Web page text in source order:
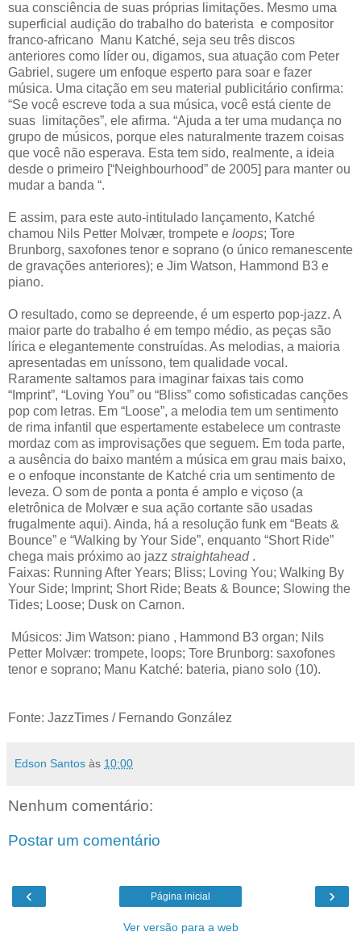
sua consciência de suas próprias limitações. Mesmo uma
superficial audição do trabalho do baterista e compositor
franco-africano Manu Katché, seja seu três discos
anteriores como líder ou, digamos, sua atuação com Peter
Gabriel, sugere um enfoque esperto para soar e fazer
música. Uma citação em seu material publicitário confirma:
“Se você escreve toda a sua música, você está ciente de
suas limitações”, ele afirma. “Ajuda a ter uma mudança no
grupo de músicos, porque eles naturalmente trazem coisas
que você não esperava. Esta tem sido, realmente, a ideia
desde o primeiro [“Neighbourhood” de 2005] para manter ou
mudar a banda “.
E assim, para este auto-intitulado lançamento, Katché
chamou Nils Petter Molvær, trompete e loops; Tore
Brunborg, saxofones tenor e soprano (o único remanescente
de gravações anteriores); e Jim Watson, Hammond B3 e
piano.
O resultado, como se depreende, é um esperto pop-jazz. A
maior parte do trabalho é em tempo médio, as peças são
lírica e elegantemente construídas. As melodias, a maioria
apresentadas em uníssono, tem qualidade vocal.
Raramente saltamos para imaginar faixas tais como
“Imprint”, “Loving You” ou “Bliss” como sofisticadas canções
pop com letras. Em “Loose”, a melodia tem um sentimento
de rima infantil que espertamente estabelece um contraste
mordaz com as improvisações que seguem. Em toda parte,
a ausência do baixo mantém a música em grau mais baixo,
e o enfoque inconstante de Katché cria um sentimento de
leveza. O som de ponta a ponta é amplo e viçoso (a
eletrônica de Molvær e sua ação cortante são usadas
frugalmente aqui). Ainda, há a resolução funk em “Beats &
Bounce” e “Walking by Your Side”, enquanto “Short Ride”
chega mais próximo ao jazz straightahead.
Faixas: Running After Years; Bliss; Loving You; Walking By
Your Side; Imprint; Short Ride; Beats & Bounce; Slowing the
Tides; Loose; Dusk on Carnon.
Músicos: Jim Watson: piano , Hammond B3 organ; Nils
Petter Molvær: trompete, loops; Tore Brunborg: saxofones
tenor e soprano; Manu Katché: bateria, piano solo (10).
Fonte: JazzTimes / Fernando González
Edson Santos às 10:00
Nenhum comentário:
Postar um comentário
‹ ›
Página inicial
Ver versão para a web